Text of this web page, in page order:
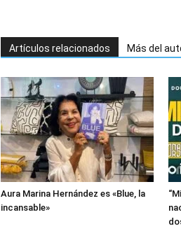
Artículos relacionados Más del
Aura Marina Hernández es «Blue, la
incansable»